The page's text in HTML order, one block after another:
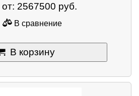
2567500 руб.
В сравнение
В корзину